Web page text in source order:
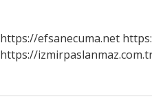
https://efsanecuma.net
https://